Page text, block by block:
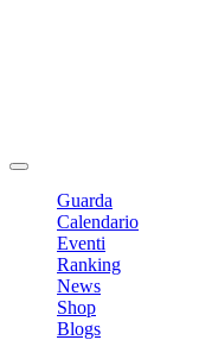
Guarda
Calendario
Eventi
Ranking
News
Shop
Blogs